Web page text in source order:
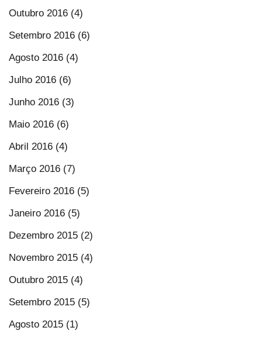
Outubro 2016 (4)
Setembro 2016 (6)
Agosto 2016 (4)
Julho 2016 (6)
Junho 2016 (3)
Maio 2016 (6)
Abril 2016 (4)
Março 2016 (7)
Fevereiro 2016 (5)
Janeiro 2016 (5)
Dezembro 2015 (2)
Novembro 2015 (4)
Outubro 2015 (4)
Setembro 2015 (5)
Agosto 2015 (1)